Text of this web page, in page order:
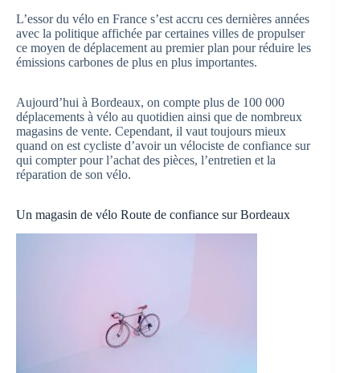
L’essor du vélo en France s’est accru ces dernières années
avec la politique affichée par certaines villes de propulser
ce moyen de déplacement au premier plan pour réduire les
émissions carbones de plus en plus importantes.
Aujourd’hui à Bordeaux, on compte plus de 100 000
déplacements à vélo au quotidien ainsi que de nombreux
magasins de vente. Cependant, il vaut toujours mieux
quand on est cycliste d’avoir un vélociste de confiance sur
qui compter pour l’achat des pièces, l’entretien et la
réparation de son vélo.
Un magasin de vélo Route de confiance sur Bordeaux